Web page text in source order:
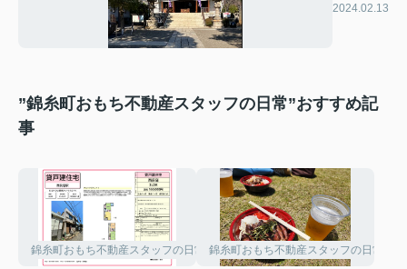
2024.02.13
”錦糸町おもち不動産スタッフの日常”おすすめ記
事
錦糸町おもち不動産スタッフの日常 錦糸町おもち不動産スタッフの日常